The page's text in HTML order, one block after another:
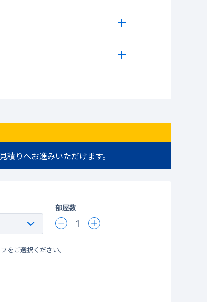
りへお進みいただけます。
部屋数
1
をご選択ください。